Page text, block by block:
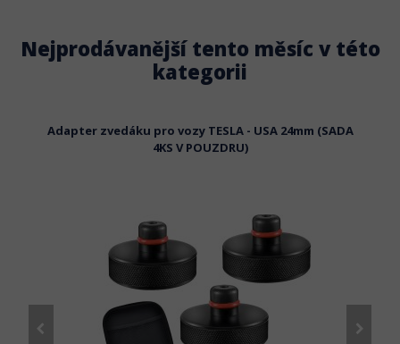
Nejprodávanější tento měsíc v této
kategorii
Adapter zvedáku pro vozy TESLA - USA 24mm (SADA
4KS V POUZDRU)